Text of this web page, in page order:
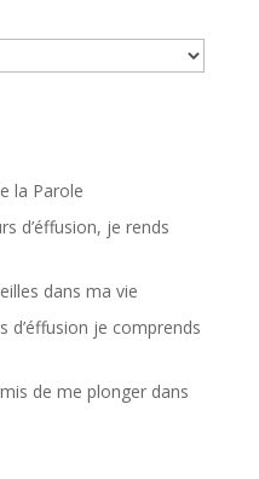
la Parole
d’éffusion, je rends
dans ma vie
d’éffusion je comprends
de me plonger dans